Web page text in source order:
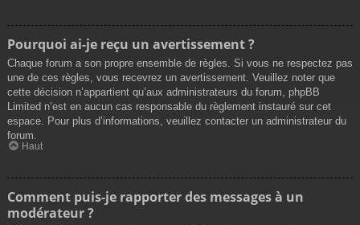
Pourquoi ai-je reçu un avertissement ?
Chaque forum a son propre ensemble de règles. Si vous ne respectez pas
une de ces règles, vous recevrez un avertissement. Veuillez noter que
cette décision n’appartient qu’aux administrateurs du forum, phpBB
Limited n’est en aucun cas responsable du règlement instauré sur cet
espace. Pour plus d’informations, veuillez contacter un administrateur du
forum.
Haut
Comment puis-je rapporter des messages à un
modérateur ?